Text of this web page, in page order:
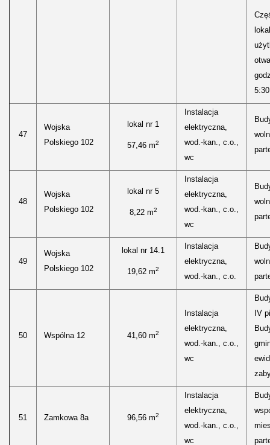
47
Wojska
Polskiego 102
lokal nr 1
57,46 m2
Instalacja
elektryczna,
wod.-kan., c.o.,
wc
48
Wojska
Polskiego 102
lokal nr 5
8,22 m2
Instalacja
elektryczna,
wod.-kan., c.o.,
wc
49
Wojska
Polskiego 102
lokal nr 14.1
19,62 m2
Instalacja
elektryczna,
wod.-kan., c.o.
50 Wspólna 12 41,60 m2
Instalacja
elektryczna,
wod.-kan., c.o.,
wc
IV
51 Zamkowa 8a 96,56 m2
Instalacja
elektryczna,
wod.-kan., c.o.,
wc